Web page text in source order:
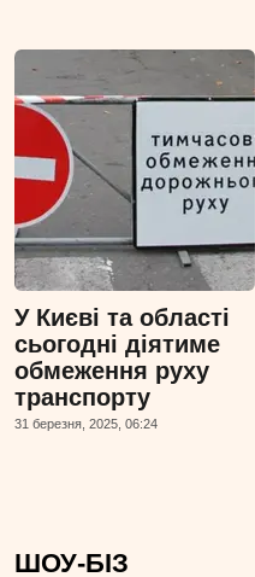
У Києві та області
сьогодні діятиме
обмеження руху
транспорту
31 березня, 2025, 06:24
ШОУ-БІЗ